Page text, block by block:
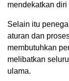
mendekatkan
Selain itu
aturan dan
membutuhkan
melibatkan
ulama.